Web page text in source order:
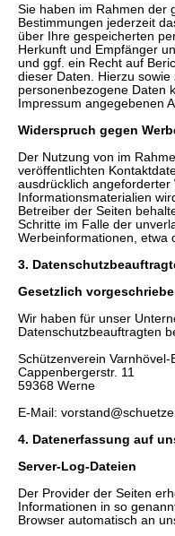
Sie haben im Rahmen der
Bestimmungen jederzeit
über Ihre gespeicherten
Herkunft und Empfänger
und ggf. ein Recht auf
dieser Daten. Hierzu
personenbezogene Daten
Impressum angegebenen
Widerspruch gegen
Der Nutzung von im
veröffentlichten
ausdrücklich angeforderter
Informationsmaterialien
Betreiber der Seiten
Schritte im Falle der
Werbeinformationen, etwa
3.
Gesetzlich
Wir haben für unser
Datenschutzbeauftragten
Schützenverein Varnhövel-
Cappenbergerstr. 11
59368 Werne
E-Mail:
4. Datenerfassung auf
Server-Log-Dateien
Der Provider der Seiten
Informationen in so
Browser automatisch an